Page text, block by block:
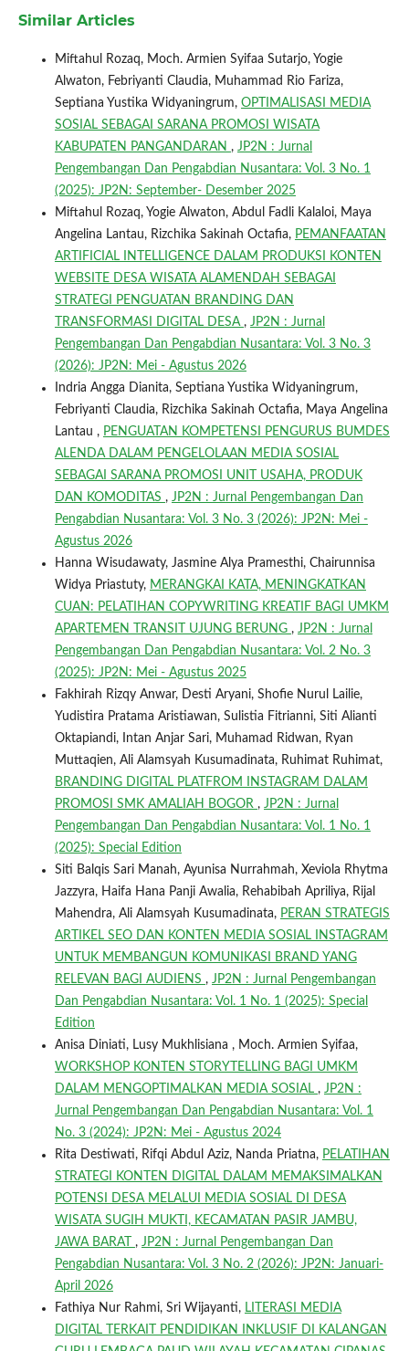
Similar Articles
Miftahul Rozaq, Moch. Armien Syifaa Sutarjo, Yogie
Alwaton, Febriyanti Claudia, Muhammad Rio Fariza,
Septiana Yustika Widyaningrum, OPTIMALISASI MEDIA
SOSIAL SEBAGAI SARANA PROMOSI WISATA
KABUPATEN PANGANDARAN , JP2N : Jurnal
Pengembangan Dan Pengabdian Nusantara: Vol. 3 No. 1
(2025): JP2N: September- Desember 2025
Miftahul Rozaq, Yogie Alwaton, Abdul Fadli Kalaloi, Maya
Angelina Lantau, Rizchika Sakinah Octafia, PEMANFAATAN
ARTIFICIAL INTELLIGENCE DALAM PRODUKSI KONTEN
WEBSITE DESA WISATA ALAMENDAH SEBAGAI
STRATEGI PENGUATAN BRANDING DAN
TRANSFORMASI DIGITAL DESA , JP2N : Jurnal
Pengembangan Dan Pengabdian Nusantara: Vol. 3 No. 3
(2026): JP2N: Mei - Agustus 2026
Indria Angga Dianita, Septiana Yustika Widyaningrum,
Febriyanti Claudia, Rizchika Sakinah Octafia, Maya Angelina
Lantau , PENGUATAN KOMPETENSI PENGURUS BUMDES
ALENDA DALAM PENGELOLAAN MEDIA SOSIAL
SEBAGAI SARANA PROMOSI UNIT USAHA, PRODUK
DAN KOMODITAS , JP2N : Jurnal Pengembangan Dan
Pengabdian Nusantara: Vol. 3 No. 3 (2026): JP2N: Mei -
Agustus 2026
Hanna Wisudawaty, Jasmine Alya Pramesthi, Chairunnisa
Widya Priastuty, MERANGKAI KATA, MENINGKATKAN
CUAN: PELATIHAN COPYWRITING KREATIF BAGI UMKM
APARTEMEN TRANSIT UJUNG BERUNG , JP2N : Jurnal
Pengembangan Dan Pengabdian Nusantara: Vol. 2 No. 3
(2025): JP2N: Mei - Agustus 2025
Fakhirah Rizqy Anwar, Desti Aryani, Shofie Nurul Lailie,
Yudistira Pratama Aristiawan, Sulistia Fitrianni, Siti Alianti
Oktapiandi, Intan Anjar Sari, Muhamad Ridwan, Ryan
Muttaqien, Ali Alamsyah Kusumadinata, Ruhimat Ruhimat,
BRANDING DIGITAL PLATFROM INSTAGRAM DALAM
PROMOSI SMK AMALIAH BOGOR , JP2N : Jurnal
Pengembangan Dan Pengabdian Nusantara: Vol. 1 No. 1
(2025): Special Edition
Siti Balqis Sari Manah, Ayunisa Nurrahmah, Xeviola Rhytma
Jazzyra, Haifa Hana Panji Awalia, Rehabibah Apriliya, Rijal
Mahendra, Ali Alamsyah Kusumadinata, PERAN STRATEGIS
ARTIKEL SEO DAN KONTEN MEDIA SOSIAL INSTAGRAM
UNTUK MEMBANGUN KOMUNIKASI BRAND YANG
RELEVAN BAGI AUDIENS , JP2N : Jurnal Pengembangan
Dan Pengabdian Nusantara: Vol. 1 No. 1 (2025): Special
Edition
Anisa Diniati, Lusy Mukhlisiana , Moch. Armien Syifaa,
WORKSHOP KONTEN STORYTELLING BAGI UMKM
DALAM MENGOPTIMALKAN MEDIA SOSIAL , JP2N :
Jurnal Pengembangan Dan Pengabdian Nusantara: Vol. 1
No. 3 (2024): JP2N: Mei - Agustus 2024
Rita Destiwati, Rifqi Abdul Aziz, Nanda Priatna, PELATIHAN
STRATEGI KONTEN DIGITAL DALAM MEMAKSIMALKAN
POTENSI DESA MELALUI MEDIA SOSIAL DI DESA
WISATA SUGIH MUKTI, KECAMATAN PASIR JAMBU,
JAWA BARAT , JP2N : Jurnal Pengembangan Dan
Pengabdian Nusantara: Vol. 3 No. 2 (2026): JP2N: Januari-
April 2026
Fathiya Nur Rahmi, Sri Wijayanti, LITERASI MEDIA
DIGITAL TERKAIT PENDIDIKAN INKLUSIF DI KALANGAN